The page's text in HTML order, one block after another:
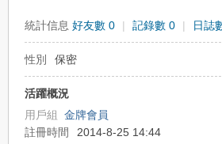
統計信息 好友數 0 | 記錄數 0 | 日誌
性別 保密
活躍概況
用戶組 金牌會員
註冊時間
2014-8-25 14:44